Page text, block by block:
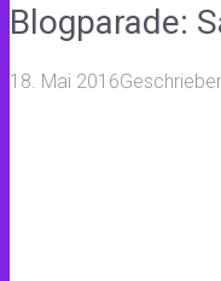
Blogparade:
18. Mai 2016